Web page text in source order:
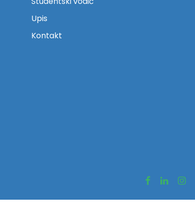
Upis
Kontakt